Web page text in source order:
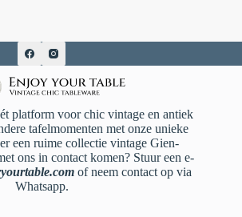
platform voor chic vintage en antiek
tafelmomenten met onze unieke
een ruime collectie vintage Gien-
ons in contact komen? Stuur een e-
of neem contact op via
Whatsapp.